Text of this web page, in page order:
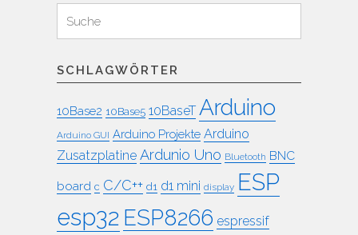
für:
Suchen
SCHLAGWÖRTER
10Base2 10Base5 10BaseT Arduino
Arduino GUI Arduino Projekte Arduino
Zusatzplatine Ardunio Uno Bluetooth BNC
board c C/C++ d1 d1 mini display ESP
esp32 ESP8266 espressif